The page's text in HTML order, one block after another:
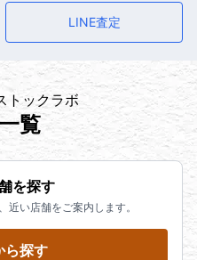
LINE査定
トックラボ
覧
を探す
近い店舗をご案内します。
ら探す